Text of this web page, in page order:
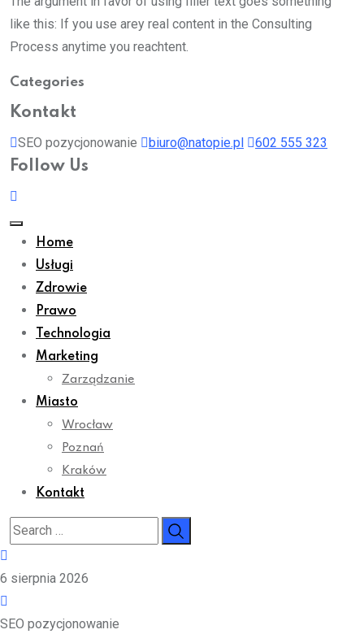
like this: If you use arey real content in the Consulting
Process anytime you reachtent.
Categories
Kontakt
SEO pozycjonowanie biuro@natopie.pl 602 555 323
Follow Us
Home
Usługi
Zdrowie
Prawo
Technologia
Marketing
Zarządzanie
Miasto
Wrocław
Poznań
Kraków
Kontakt
6 sierpnia 2026
SEO pozycjonowanie